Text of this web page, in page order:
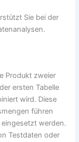
Sie bei der
Produkt zweier
ersten Tabelle
wird. Diese
führen
werden.
Testdaten oder